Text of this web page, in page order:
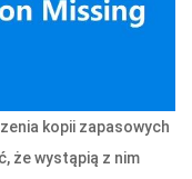
kopii zapasowych
że wystąpią z nim